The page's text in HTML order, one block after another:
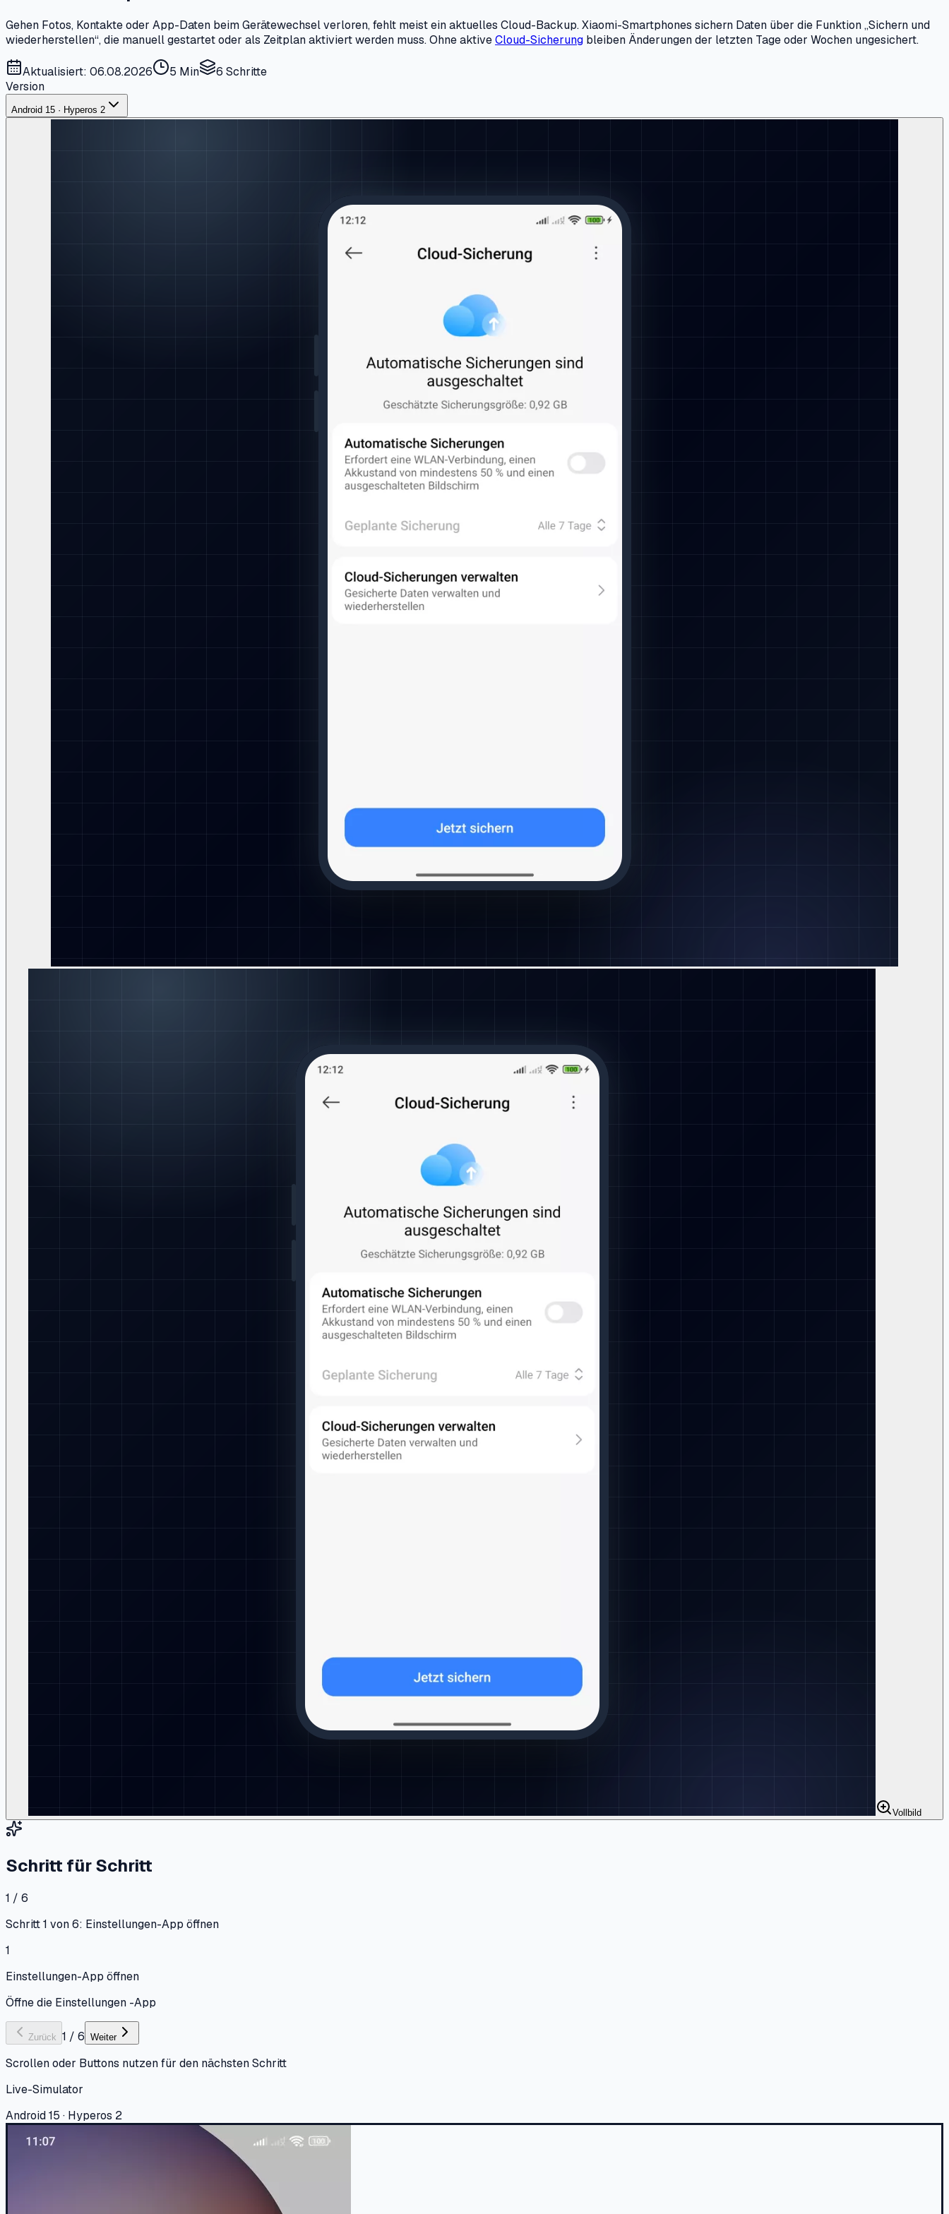
Gehen Fotos, Kontakte oder App-Daten beim Gerätewechsel verloren, fehlt meist ein aktuelles Cloud-Backup. Xiaomi-Smartphones sichern Daten über die Funktion „Sichern und
wiederherstellen“, die manuell gestartet oder als Zeitplan aktiviert werden muss. Ohne aktiveCloud-Sicherung bleiben Änderungen der letzten Tage oder Wochen ungesichert.
Aktualisiert: 06.08.2026 5 Min 6 Schritte
Version
Android 15 · Hyperos 2
Vollbild
Schritt für Schritt
1 / 6
Schritt 1 von 6: Einstellungen-App öffnen
1
Einstellungen-App öffnen
Öffne die Einstellungen -App
Zurück 1 / 6 Weiter
Scrollen oder Buttons nutzen für den nächsten Schritt
Live-Simulator
Android 15 · Hyperos 2